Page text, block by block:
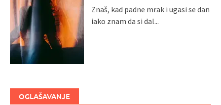
Znaš, kad padne mrak i ugasi se dan
iako znam da si dal...
OGLAŠAVANJE